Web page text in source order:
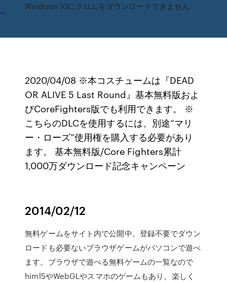
Windows 10にクロムをダウンロードできません
2020/04/08 ※本コスチュームは『DEAD
OR ALIVE 5 Last Round』基本無料版およ
びCoreFighters版でも利用できます。 ※
こちらのDLCを使用するには、別途“マリ
ー・ローズ”使用権を購入する必要があり
ます。 基本無料版/Core Fighters累計
1,000万ダウンロード記念キャンペーン
2014/02/12
無料ゲームをサイト内で公開中。登録不要でダウン
ロードも必要ないブラウザゲームがパソコンで遊べ
ます。ブラウザで遊べる無料ゲームの一覧なので
himl5やWebGLやスマホのゲームもあり。楽しく